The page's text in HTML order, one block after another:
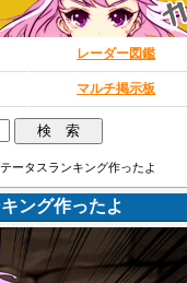
レーダー図鑑
マルチ掲示板
ータスランキング作ったよ
ング作ったよ